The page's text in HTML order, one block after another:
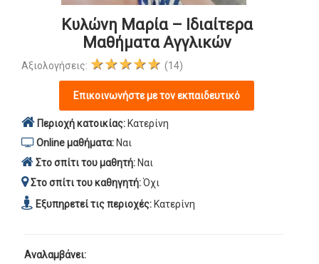
Κυλώνη Μαρία – Ιδιαίτερα
Μαθήματα Αγγλικών
Αξιολογήσεις: ★★★★★ (14)
Επικοινωνήστε με τον εκπαιδευτικό
Περιοχή κατοικίας: Κατερίνη
Online μαθήματα: Ναι
Στο σπίτι του μαθητή: Ναι
Στο σπίτι του καθηγητή:Όχι
Εξυπηρετεί τις περιοχές: Κατερίνη
Αναλαμβάνει: